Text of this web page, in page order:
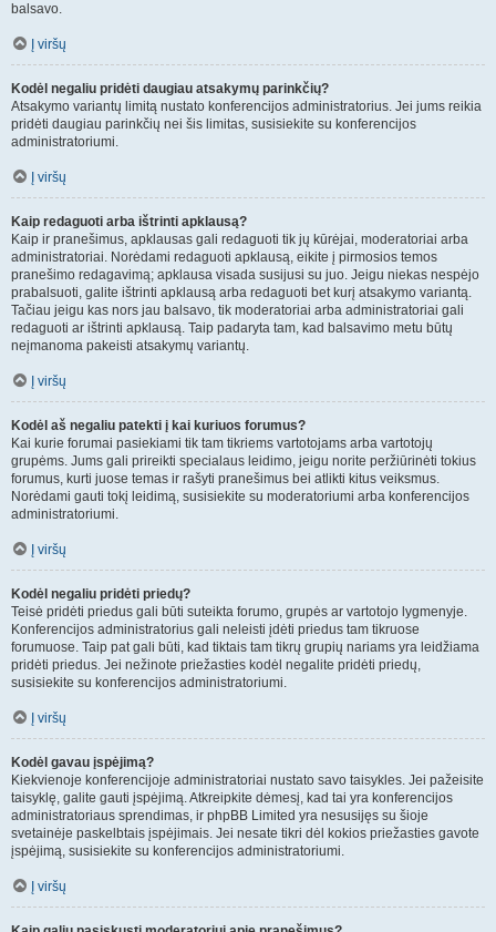
balsavo.
Į viršų
Kodėl negaliu pridėti daugiau atsakymų parinkčių?
Atsakymo variantų limitą nustato konferencijos administratorius. Jei jums reikia
pridėti daugiau parinkčių nei šis limitas, susisiekite su konferencijos
administratoriumi.
Į viršų
Kaip redaguoti arba ištrinti apklausą?
Kaip ir pranešimus, apklausas gali redaguoti tik jų kūrėjai, moderatoriai arba
administratoriai. Norėdami redaguoti apklausą, eikite į pirmosios temos
pranešimo redagavimą; apklausa visada susijusi su juo. Jeigu niekas nespėjo
prabalsuoti, galite ištrinti apklausą arba redaguoti bet kurį atsakymo variantą.
Tačiau jeigu kas nors jau balsavo, tik moderatoriai arba administratoriai gali
redaguoti ar ištrinti apklausą. Taip padaryta tam, kad balsavimo metu būtų
neįmanoma pakeisti atsakymų variantų.
Į viršų
Kodėl aš negaliu patekti į kai kuriuos forumus?
Kai kurie forumai pasiekiami tik tam tikriems vartotojams arba vartotojų
grupėms. Jums gali prireikti specialaus leidimo, jeigu norite peržiūrinėti tokius
forumus, kurti juose temas ir rašyti pranešimus bei atlikti kitus veiksmus.
Norėdami gauti tokį leidimą, susisiekite su moderatoriumi arba konferencijos
administratoriumi.
Į viršų
Kodėl negaliu pridėti priedų?
Teisė pridėti priedus gali būti suteikta forumo, grupės ar vartotojo lygmenyje.
Konferencijos administratorius gali neleisti įdėti priedus tam tikruose
forumuose. Taip pat gali būti, kad tiktais tam tikrų grupių nariams yra leidžiama
pridėti priedus. Jei nežinote priežasties kodėl negalite pridėti priedų,
susisiekite su konferencijos administratoriumi.
Į viršų
Kodėl gavau įspėjimą?
Kiekvienoje konferencijoje administratoriai nustato savo taisykles. Jei pažeisite
taisyklę, galite gauti įspėjimą. Atkreipkite dėmesį, kad tai yra konferencijos
administratoriaus sprendimas, ir phpBB Limited yra nesusijęs su šioje
svetainėje paskelbtais įspėjimais. Jei nesate tikri dėl kokios priežasties gavote
įspėjimą, susisiekite su konferencijos administratoriumi.
Į viršų